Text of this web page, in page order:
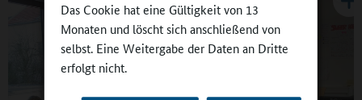
Das Cookie hat eine Gültigkeit von 13
Monaten und löscht sich anschließend von
selbst. Eine Weitergabe der Daten an Dritte
erfolgt nicht.